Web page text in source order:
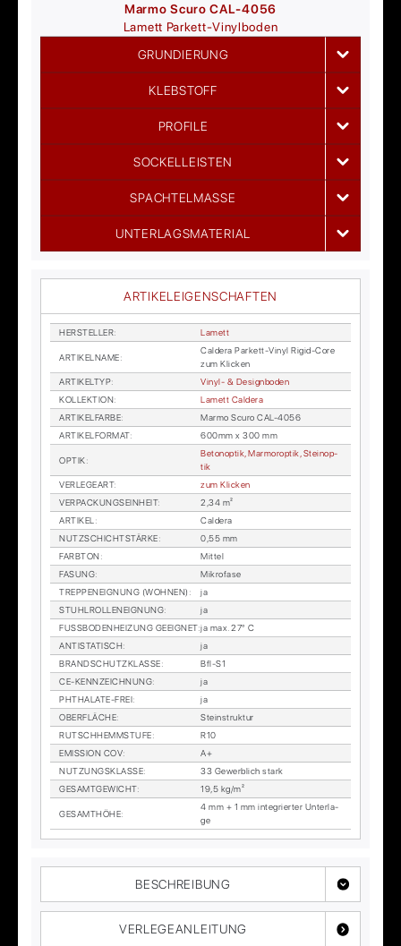
Marmo Scuro CAL-4056
Lamett Parkett-Vinylboden
GRUNDIERUNG
KLEBSTOFF
PROFILE
SOCKELLEISTEN
SPACHTELMASSE
UNTERLAGSMATERIAL
ARTIKELEIGENSCHAFTEN
HER­STEL­LER: La­mett
AR­TI­KEL­NA­ME:
Cal­de­ra Par­kett-Vi­nyl Ri­gid-Core
zum Kli­cken
AR­TI­KEL­TYP:
Vi­nyl- & De­sign­bo­den
KOL­LEK­TI­ON:
La­mett Cal­de­ra
AR­TI­KEL­FAR­BE:
Mar­mo Scu­ro CAL-4056
AR­TI­KEL­FOR­MAT: 600mm x 300 mm
OP­TIK:
Be­to­n­op­tik, Mar­mor­op­tik, Stein­op­
tik
VER­LE­GE­ART:
zum Kli­cken
VER­PA­CKUNGS­EIN­HEIT:
2,34 m²
AR­TI­KEL:
Cal­de­ra
NUTZ­SCHICHT­STÄR­KE:
0,55 mm
FARB­TON:
Mit­tel
FA­SUNG:
Mi­kro­fa­se
TREP­PEN­EIG­NUNG (WOH­NEN) :
ja
STUHL­ROL­LEN­EIG­NUNG:
ja
FUSS­BO­DEN­HEI­ZUNG GE­EIG­NET:ja max. 27° C
AN­TI­STA­TISCH:
ja
BRAND­SCHUTZ­KLAS­SE:
Bfl-S1
CE-KENN­ZEICH­NUNG:
ja
PHTHA­LA­TE-FREI:
ja
OBER­FLÄ­CHE:
Stein­struk­tur
RUTSCH­HEMM­STU­FE:
R10
EMIS­SI­ON COV:
A+
NUT­ZUNGS­KLAS­SE:
33 Ge­werb­lich stark
GE­SAMT­GE­WICHT: 19,5 kg/m²
GE­SAMT­HÖ­HE:
4 mm + 1 mm in­te­grier­ter Un­ter­la­
ge
BESCHREIBUNG
VERLEGEANLEITUNG